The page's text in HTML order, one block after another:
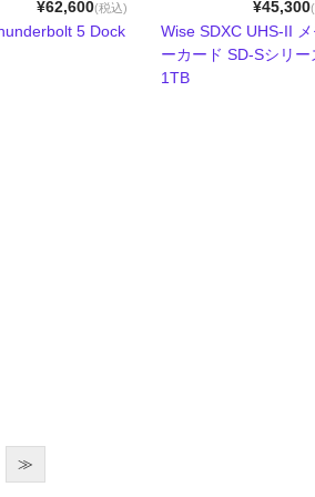
¥62,600(税込)
5 Dock
¥45,300
Wise SDXC UHS-II メ
ーカード SD-Sシリー
1TB
≫